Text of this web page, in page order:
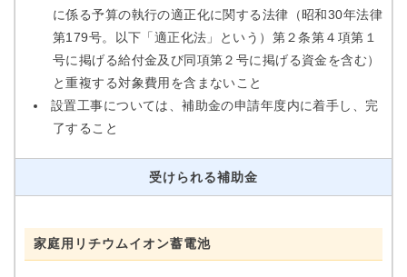
に係る予算の執行の適正化に関する法律（昭和30年法律
第179号。以下「適正化法」という）第２条第４項第１
号に掲げる給付金及び同項第２号に掲げる資金を含む）
と重複する対象費用を含まないこと
設置工事については、補助金の申請年度内に着手し、完
了すること
受けられる補助金
家庭用リチウムイオン蓄電池